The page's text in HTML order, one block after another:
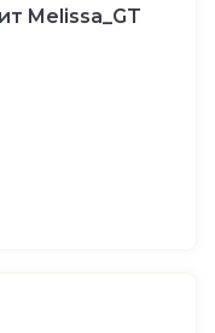
Melissa_GT